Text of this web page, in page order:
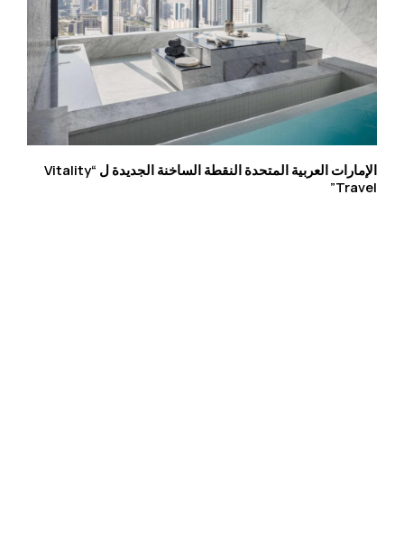
الإمارات العربية المتحدة النقطة الساخنة الجديدة ل “Vitality
Travel”